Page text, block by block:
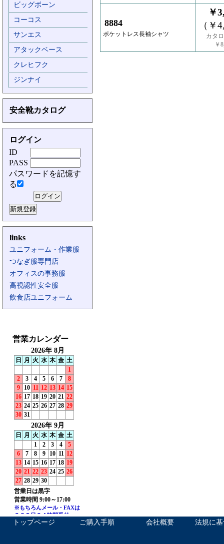
ビッグボーン
コーコス
サンエス
アタックベース
クレヒフク
ジンナイ
安全靴カタログ
ログイン
ID
PASS
パスワードを記憶す
る
links
ユニフォーム・作業服
つなぎ服専門店
オフィスの事務服
高視認性安全服
飲食店ユニフォーム
8884
ポケットレス長袖シャツ
￥
（￥
カタ
￥
トップページ ご購入手順 会社概要 法規に